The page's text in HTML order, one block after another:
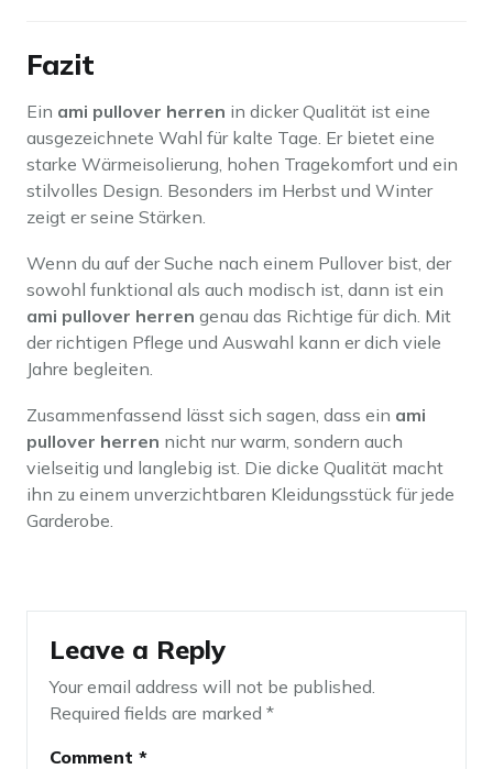
Fazit
Ein ami pullover herren in dicker Qualität ist eine
ausgezeichnete Wahl für kalte Tage. Er bietet eine
starke Wärmeisolierung, hohen Tragekomfort und ein
stilvolles Design. Besonders im Herbst und Winter
zeigt er seine Stärken.
Wenn du auf der Suche nach einem Pullover bist, der
sowohl funktional als auch modisch ist, dann ist ein
ami pullover herren genau das Richtige für dich. Mit
der richtigen Pflege und Auswahl kann er dich viele
Jahre begleiten.
Zusammenfassend lässt sich sagen, dass ein ami
pullover herren nicht nur warm, sondern auch
vielseitig und langlebig ist. Die dicke Qualität macht
ihn zu einem unverzichtbaren Kleidungsstück für jede
Garderobe.
Leave a Reply
Your email address will not be published.
Required fields are marked *
Comment *